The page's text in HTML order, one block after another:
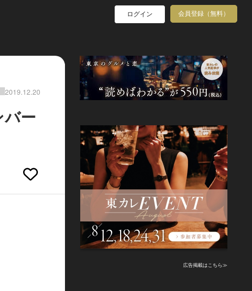
ログイン 会員登録（無料）
2019.12.20
ー
広告掲載はこちら≫